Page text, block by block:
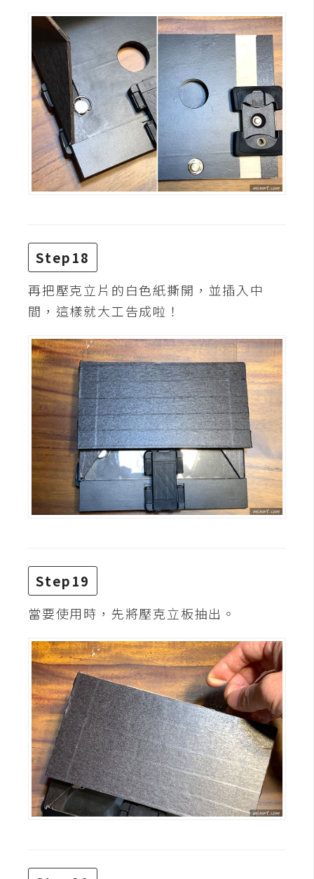
Step18
再把壓克立片的白色紙撕開，並插入中
間，這樣就大工告成啦！
Step19
當要使用時，先將壓克立板抽出。